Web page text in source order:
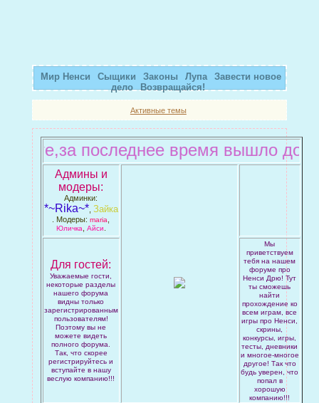
Мир Ненси Сыщики Законы Лупа
Завести новое
дело
Возвращайся!
Активные темы
последнее время вышло
Админы и
модеры:
Админки:
*~Rika~* Зайка
. Модеры:maria
Юличка Айси
Для гостей:
Уважаемые гости,
некоторые разделы
нашего форума
видны только
зарегистрированным
пользователям!
Поэтому вы не
можете видеть
полного форума.
Так, что скорее
регистрируйтесь и
вступайте в нашу
веслую компанию!!!
Мы
приветствуем
тебя на нашем
форуме про
Ненси Дрю! Тут
ты сможешь
найти
прохождение ко
всем играм, все
игры про Ненси,
скрины,
конкурсы, игры,
тесты, дневники
и многое-многое
другое! Так что
будь уверен, что
попал в
хорошую
компанию!!!